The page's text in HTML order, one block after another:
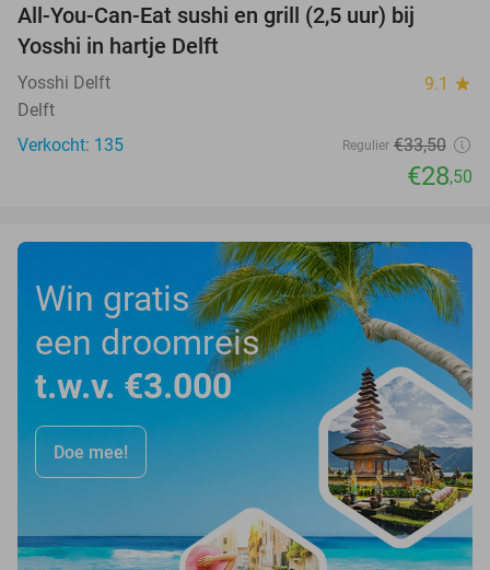
All-You-Can-Eat sushi en grill (2,5 uur) bij
Yosshi in hartje Delft
Yosshi Delft 9.1 star
Delft
Verkocht: 135
Regulier €33,50
€28,50
Win gratis
een droomreis
t.w.v. €3.000
Doe mee!